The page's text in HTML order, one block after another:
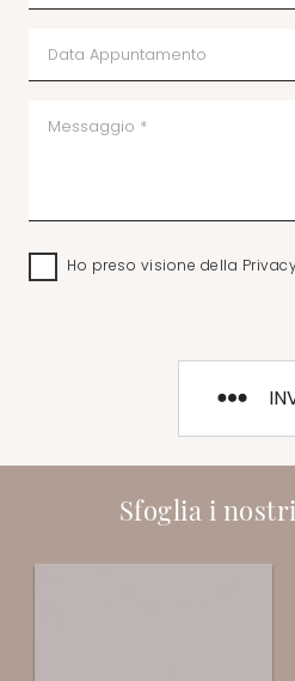
Sfoglia i
Ho preso visione della